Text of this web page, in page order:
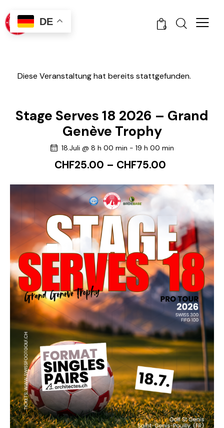
0
Diese Veranstaltung hat bereits stattgefunden.
Stage Serves 18 2026 – Grand
Genève Trophy
18.Juli @ 8 h 00 min - 19 h 00 min
CHF25.00 – CHF75.00
DE